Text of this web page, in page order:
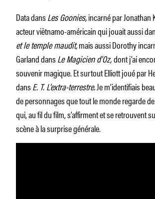
Data dansLes Goonies,incarné par Jonathan
acteur viêtnamo-­américain qui jouait aussi
et le temple maudit,mais aussi Dorothy
Garland dansLe Magicien d’Oz,dont j’ai
souvenir magique. Et surtout Elliott joué par
dansE. T. L’extra-terrestre.Je m’identifiais
de personnages que tout le monde regarde
qui, au fil du film, s’affirment et se retrouvent
scène à la surprise générale.